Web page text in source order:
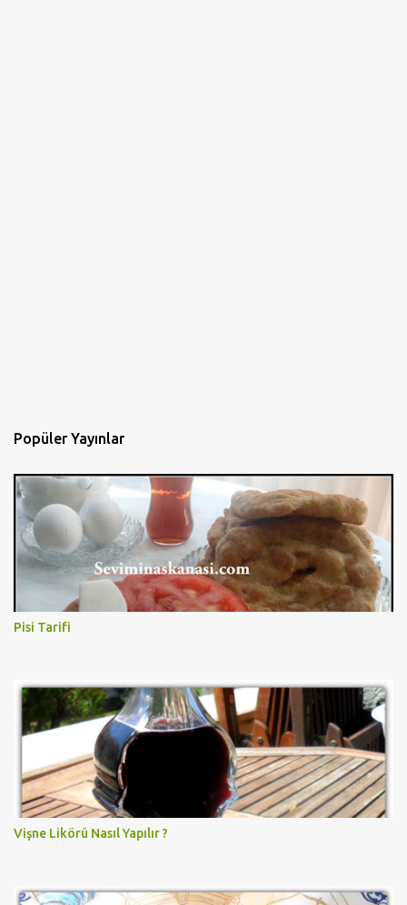
Popüler Yayınlar
Pisi Tarifi
Vişne Likörü Nasıl Yapılır ?